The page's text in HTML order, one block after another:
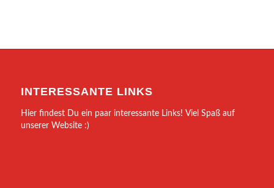
INTERESSANTE LINKS
Hier findest Du ein paar interessante Links! Viel Spaß auf
unserer Website :)